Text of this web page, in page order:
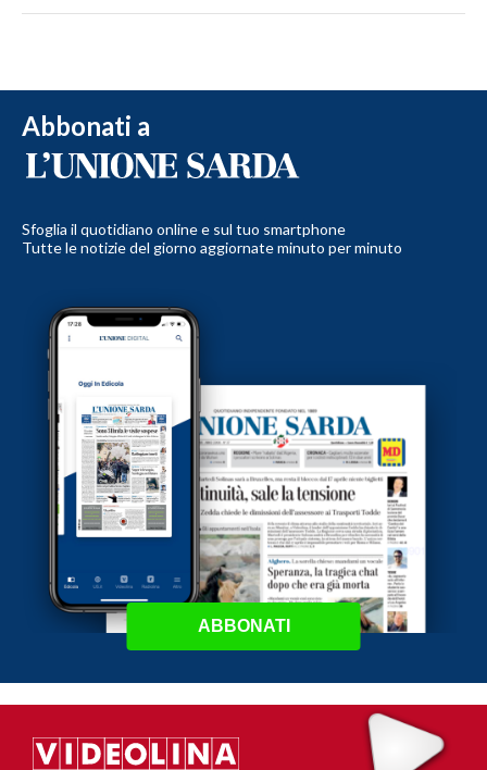
Abbonati a
Sfoglia il quotidiano online e sul tuo smartphone
Tutte le notizie del giorno aggiornate minuto per minuto
ABBONATI